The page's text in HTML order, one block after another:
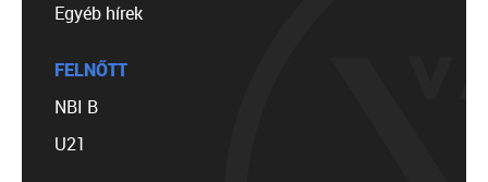
Egyéb hírek
FELNŐTT
NBI B
U21